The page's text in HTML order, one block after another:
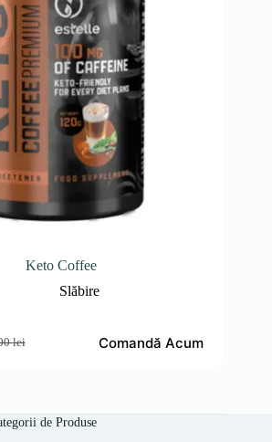
Keto Coffee
Slăbire
lei
lei.
Comandă Acum
de Produse